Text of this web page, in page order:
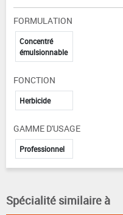
FORMULATION
Concentré
émulsionnable
FONCTION
Herbicide
GAMME D'USAGE
Professionnel
Spécialité similaire à